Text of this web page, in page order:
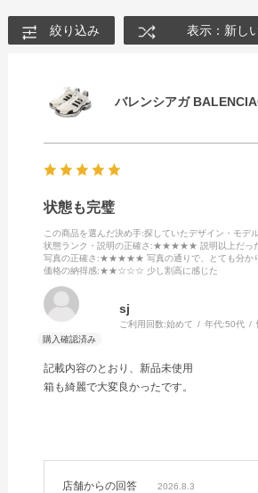
絞り込み 表示：新し
バレンシアガ
状態も完璧
この商品を選んだ決め手:探していたデザイン・モデ
状態ランク・説明の正確さ :★★★★★ 説明以上だっ
写真の正確さ :★★★★★ 写真の通りで、とても分か
価格の納得感:★★☆☆☆ 少し割高に感じた
sj
ご利用回数:始めて 年代:50代
記載内容のとおり、新品未使用
箱も綺麗で大変良かったです。
店舗からの回答 2026.8.3